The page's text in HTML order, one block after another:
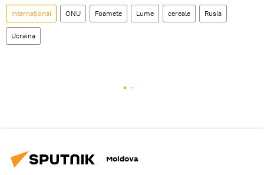
Internațional ONU Foamete Lume cereale Rusia
Ucraina
Moldova